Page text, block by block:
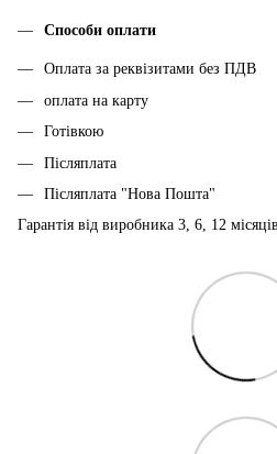
Способи оплати
Оплата за реквізитами без ПДВ
оплата на карту
Готівкою
Післяплата
Післяплата "Нова Пошта"
Гарантія від виробника 3, 6, 12